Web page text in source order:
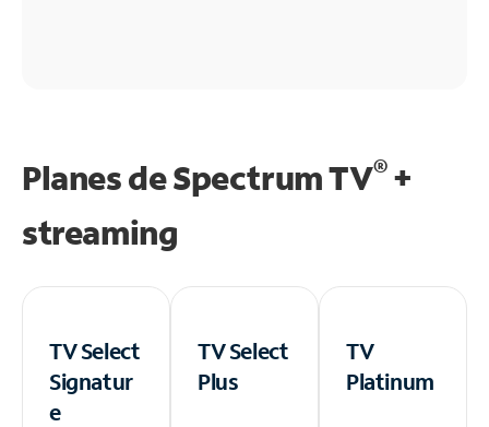
Planes de Spectrum TV®+
streaming
TV Select
Signatur
e
TV Select
Plus
TV
Platinum